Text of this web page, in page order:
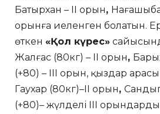
Батырхан – II орын,
орынға иеленген болатын.
өткен «Қол күрес»
Жалғас (80кг) – II орын,
(+80) – III орын, қыздар
Гаухар (80кг)–II орын,
(+80)– жүлделі III